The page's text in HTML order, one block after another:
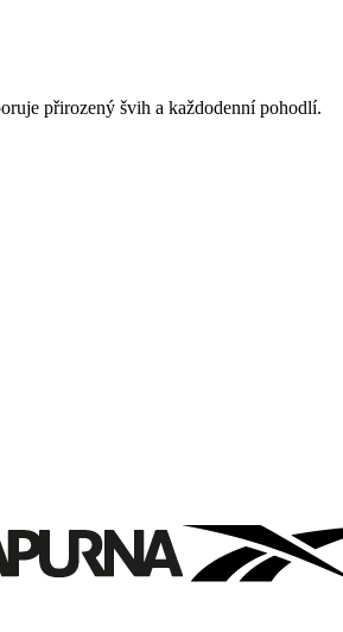
přirozený švih a každodenní pohodlí.